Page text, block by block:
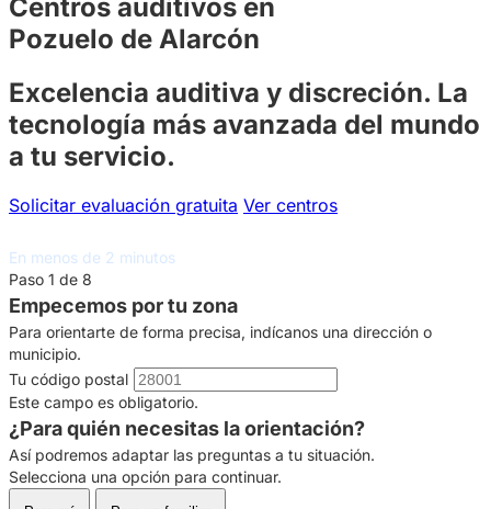
Centros auditivos en
Pozuelo de Alarcón
Excelencia auditiva y discreción. La
tecnología más avanzada del mundo
a tu servicio.
Solicitar evaluación gratuita Ver centros
En menos de 2 minutos
Paso 1 de 8
Empecemos por tu zona
Para orientarte de forma precisa, indícanos una dirección o
municipio.
Tu código postal
Este campo es obligatorio.
¿Para quién necesitas la orientación?
Así podremos adaptar las preguntas a tu situación.
Selecciona una opción para continuar.